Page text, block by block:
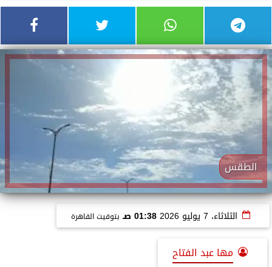
الطقس
الثلاثاء، 7 يوليو 2026 01:38 صـ بتوقيت القاهرة
مها عبد الفتاح